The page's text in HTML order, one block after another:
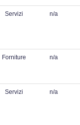
Servizi n/a
Forniture n/a
Servizi n/a